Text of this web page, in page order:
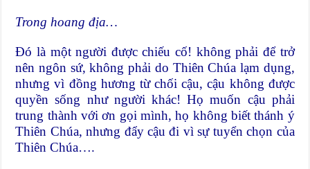
Trong hoang địa…
Đó là một người được chiếu cố! không phải để trở
nên ngôn sứ, không phải do Thiên Chúa lạm dụng,
nhưng vì đồng hương từ chối cậu, cậu không được
quyền sống như người khác! Họ muốn cậu phải
trung thành với ơn gọi mình, họ không biết thánh ý
Thiên Chúa, nhưng đẩy cậu đi vì sự tuyển chọn của
Thiên Chúa….